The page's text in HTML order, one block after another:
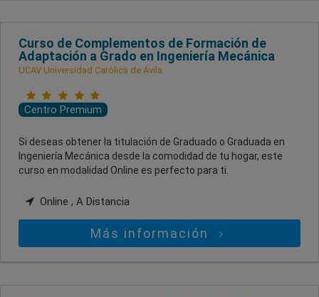
Curso de Complementos de Formación de
Adaptación a Grado en Ingeniería Mecánica
UCAV Universidad Católica de Ávila
Centro Premium
Si deseas obtener la titulación de Graduado o Graduada en
Ingeniería Mecánica desde la comodidad de tu hogar, este
curso en modalidad Online es perfecto para ti.
Online , A Distancia
Más información